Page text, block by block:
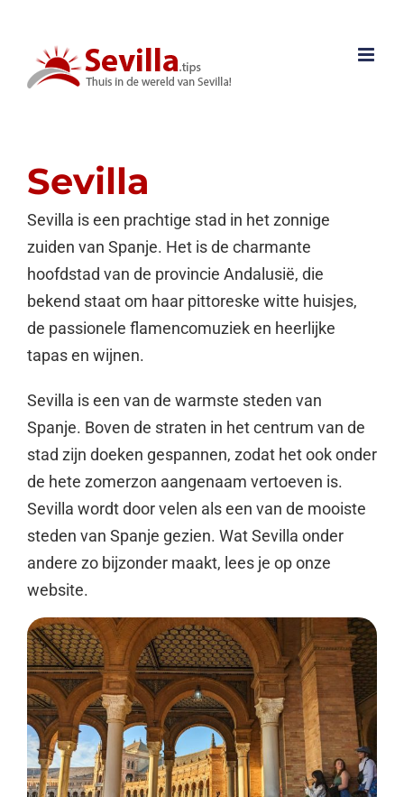
inhoud
Sevilla
Sevilla is een prachtige stad in het zonnige
zuiden van Spanje. Het is de charmante
hoofdstad van de provincie Andalusië, die
bekend staat om haar pittoreske witte huisjes,
de passionele flamencomuziek en heerlijke
tapas en wijnen.
Sevilla is een van de warmste steden van
Spanje. Boven de straten in het centrum van de
stad zijn doeken gespannen, zodat het ook onder
de hete zomerzon aangenaam vertoeven is.
Sevilla wordt door velen als een van de mooiste
steden van Spanje gezien. Wat Sevilla onder
andere zo bijzonder maakt, lees je op onze
website.